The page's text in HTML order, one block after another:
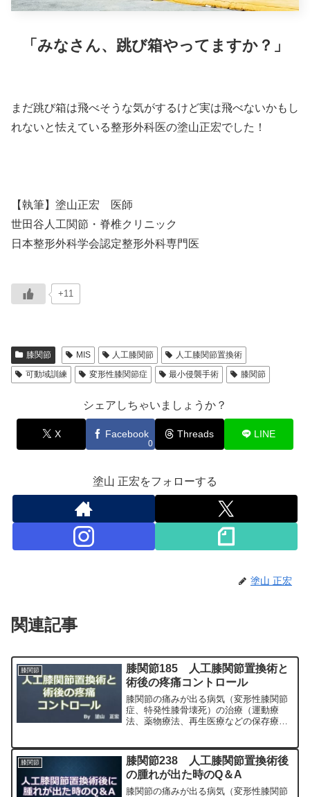
「みなさん、跳び箱やってますか？」
まだ跳び箱は飛べそうな気がするけど実は飛べないかもし
れないと怯えている整形外科医の塗山正宏でした！
【執筆】塗山正宏 医師
世田谷人工関節・脊椎クリニック
日本整形外科学会認定整形外科専門医
+11
膝関節 MIS 人工膝関節
人工膝関節置換術
可動域訓練
変形性膝関節症 最小侵襲手術 膝関節
シェアしちゃいましょうか？
X Facebook
0
Threads LINE
塗山 正宏をフォローする
塗山 正宏
関連記事
膝関節
膝関節185 人工膝関節置換術と
術後の疼痛コントロール
膝関節の痛みが出る病気（変形性膝関節
症、特発性膝骨壊死）の治療（運動療
法、薬物療法、再生医療などの保存療
専門医（人工関節手術を専門）の塗山正
宏が色々と説明します。
膝関節
膝関節238 人工膝関節置換術後
の腫れが出た時のQ＆A
膝関節の痛みが出る病気（変形性膝関節